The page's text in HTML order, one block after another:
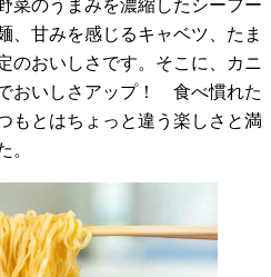
菜のうまみを濃縮したシーフー
、甘みを感じるキャベツ、たま
のおいしさです。そこに、カニ
おいしさアップ！ 食べ慣れた
もとはちょっと違う楽しさと満
。